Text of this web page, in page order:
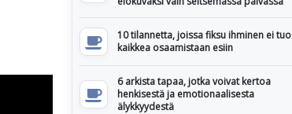
10 tilannetta, joissa fiksu ihminen ei tuo
kaikkea osaamistaan esiin
6 arkista tapaa, jotka voivat kertoa
henkisestä ja emotionaalisesta
älykkyydestä